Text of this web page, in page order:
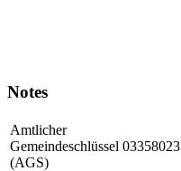
Notes
Amtlicher
Gemeindeschlüssel
(AGS)
03358023